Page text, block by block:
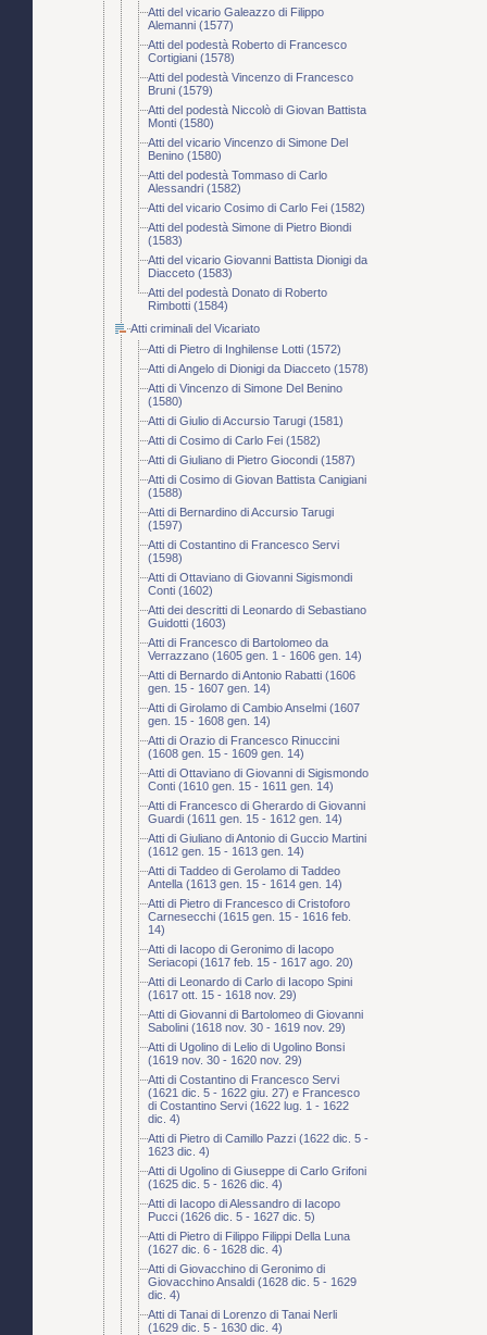
Atti del vicario Galeazzo di Filippo
Alemanni (1577)
Atti del podestà Roberto di Francesco
Cortigiani (1578)
Atti del podestà Vincenzo di Francesco
Bruni (1579)
Atti del podestà Niccolò di Giovan Battista
Monti (1580)
Atti del vicario Vincenzo di Simone Del
Benino (1580)
Atti del podestà Tommaso di Carlo
Alessandri (1582)
Atti del vicario Cosimo di Carlo Fei (1582)
Atti del podestà Simone di Pietro Biondi
(1583)
Atti del vicario Giovanni Battista Dionigi da
Diacceto (1583)
Atti del podestà Donato di Roberto
Rimbotti (1584)
Atti criminali del Vicariato
Atti di Pietro di Inghilense Lotti (1572)
Atti di Angelo di Dionigi da Diacceto (1578)
Atti di Vincenzo di Simone Del Benino
(1580)
Atti di Giulio di Accursio Tarugi (1581)
Atti di Cosimo di Carlo Fei (1582)
Atti di Giuliano di Pietro Giocondi (1587)
Atti di Cosimo di Giovan Battista Canigiani
(1588)
Atti di Bernardino di Accursio Tarugi
(1597)
Atti di Costantino di Francesco Servi
(1598)
Atti di Ottaviano di Giovanni Sigismondi
Conti (1602)
Atti dei descritti di Leonardo di Sebastiano
Guidotti (1603)
Atti di Francesco di Bartolomeo da
Verrazzano (1605 gen. 1 - 1606 gen. 14)
Atti di Bernardo di Antonio Rabatti (1606
gen. 15 - 1607 gen. 14)
Atti di Girolamo di Cambio Anselmi (1607
gen. 15 - 1608 gen. 14)
Atti di Orazio di Francesco Rinuccini
(1608 gen. 15 - 1609 gen. 14)
Atti di Ottaviano di Giovanni di Sigismondo
Conti (1610 gen. 15 - 1611 gen. 14)
Atti di Francesco di Gherardo di Giovanni
Guardi (1611 gen. 15 - 1612 gen. 14)
Atti di Giuliano di Antonio di Guccio Martini
(1612 gen. 15 - 1613 gen. 14)
Atti di Taddeo di Gerolamo di Taddeo
Antella (1613 gen. 15 - 1614 gen. 14)
Atti di Pietro di Francesco di Cristoforo
Carnesecchi (1615 gen. 15 - 1616 feb.
14)
Atti di Iacopo di Geronimo di Iacopo
Seriacopi (1617 feb. 15 - 1617 ago. 20)
Atti di Leonardo di Carlo di Iacopo Spini
(1617 ott. 15 - 1618 nov. 29)
Atti di Giovanni di Bartolomeo di Giovanni
Sabolini (1618 nov. 30 - 1619 nov. 29)
Atti di Ugolino di Lelio di Ugolino Bonsi
(1619 nov. 30 - 1620 nov. 29)
Atti di Costantino di Francesco Servi
(1621 dic. 5 - 1622 giu. 27) e Francesco
di Costantino Servi (1622 lug. 1 - 1622
dic. 4)
Atti di Pietro di Camillo Pazzi (1622 dic. 5 -
1623 dic. 4)
Atti di Ugolino di Giuseppe di Carlo Grifoni
(1625 dic. 5 - 1626 dic. 4)
Atti di Iacopo di Alessandro di Iacopo
Pucci (1626 dic. 5 - 1627 dic. 5)
Atti di Pietro di Filippo Filippi Della Luna
(1627 dic. 6 - 1628 dic. 4)
Atti di Giovacchino di Geronimo di
Giovacchino Ansaldi (1628 dic. 5 - 1629
dic. 4)
Atti di Tanai di Lorenzo di Tanai Nerli
(1629 dic. 5 - 1630 dic. 4)